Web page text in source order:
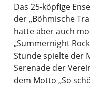
Das 25-köpfige
der „Böhmische
hatte aber auch
„Summernight
Stunde spielte der
Serenade der
dem Motto „So